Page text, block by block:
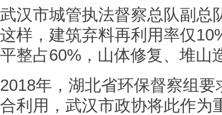
武汉市城管执法督察总队副总
这样，建筑弃料再利用率仅
平整占60%，山体修复、堆山
2018年，湖北省环保督察组
合利用，武汉市政协将此作为